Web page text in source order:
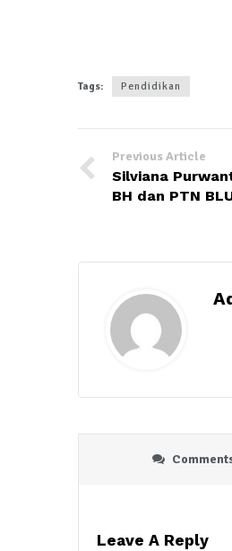
Tags: Pendidikan
Previous Article
Silviana
BH dan PTN
Leave A Reply